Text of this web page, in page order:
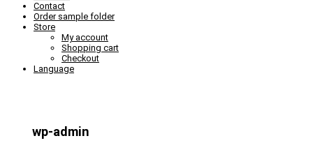
Contact
Order sample folder
Store
My account
Shopping cart
Checkout
Language
wp-admin